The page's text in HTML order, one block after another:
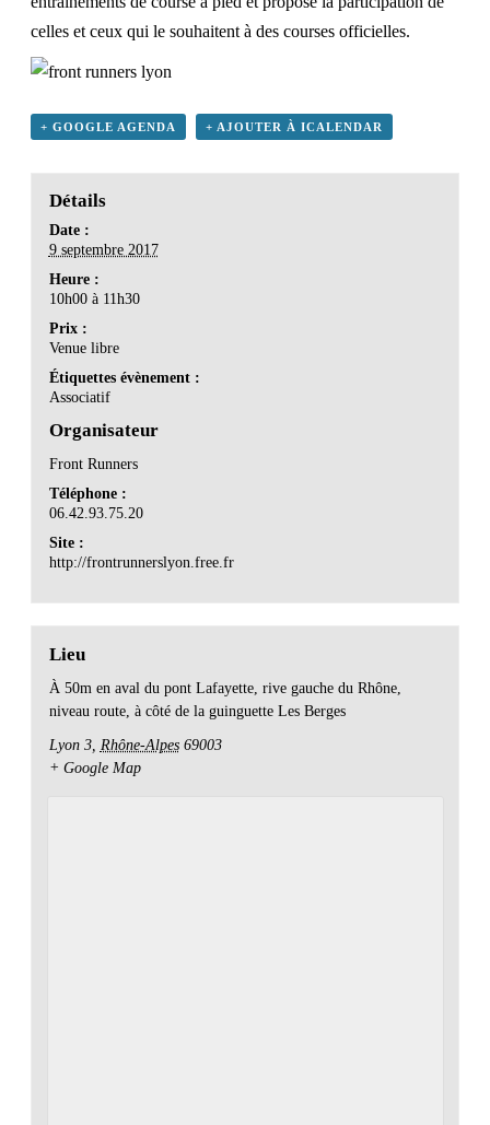
celles et ceux qui le souhaitent à des courses officielles.
+ GOOGLE AGENDA + AJOUTER À ICALENDAR
Détails
Date :
9 septembre 2017
Heure :
10h00 à 11h30
Prix :
Venue libre
Étiquettes évènement :
Associatif
Organisateur
Front Runners
Téléphone :
06.42.93.75.20
Site :
http://frontrunnerslyon.free.fr
Lieu
À 50m en aval du pont Lafayette, rive gauche du Rhône,
niveau route, à côté de la guinguette Les Berges
Lyon 3, Rhône-Alpes 69003
+ Google Map